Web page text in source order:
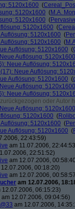
5120x1600 (
5120x1600 (M.A.
5120x1600 (
5120x1600 (
5120x1600 (
5120x1600 (
Auflösung: 5120x1600 (
Auflösung: 5120x1600
Neue Auflösung:
Neue Auflösung:
Auflösung: 5120x1600 (
Auflösung: 5120x1600
Neue Auflösung:
oder Autor
Auflösung: 5120x1600
5120x1600 (
5120x1600 (
Auflösung: 5120x1600 (
22:43:59)
am 11.07.2006,
22:51:52)
am 12.07.2006,
00:18:20)
am 12.07.2006,
am 12.07.2006,
12.07.2006, 06:15:23)
am 12.07.2006, 09:04:56)
am 12.07.2006,